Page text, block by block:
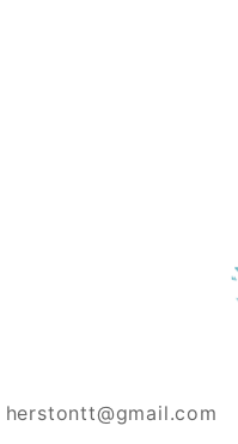
herstontt@gmail.com